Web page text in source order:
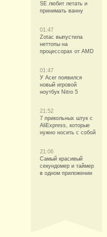
SE любит летать и
принимать ванну
01:47
Zotac выпустила
неттопы на
процессорах от AMD
01:47
У Acer появился
новый игровой
ноутбук Nitro 5
21:52
7 прикольных штук с
AliExpress, которые
нужно носить с собой
21:06
Самый красивый
секундомер и таймер
в одном приложении